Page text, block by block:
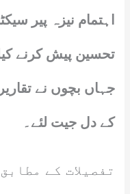
اہتمام نیزہ پیر
تحسین پیش کرنے
جہاں بچوں نے
کے دل جیت لئے۔
تفصیلات کے